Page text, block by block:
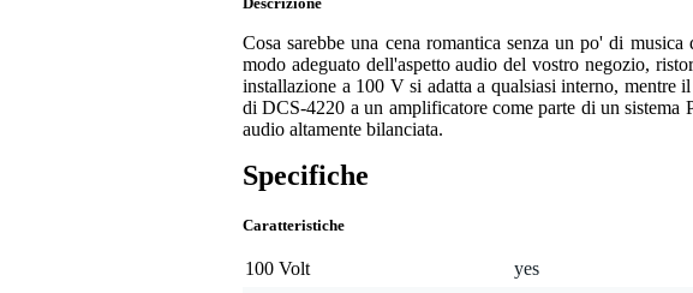
Cosa sarebbe una cena romantica senza un po' di
modo adeguato dell'aspetto audio del vostro negozio,
installazione a 100 V si adatta a qualsiasi interno, mentre
di DCS-4220 a un amplificatore come parte di un sistema
audio altamente bilanciata.
Specifiche
Caratteristiche
100 Volt
yes